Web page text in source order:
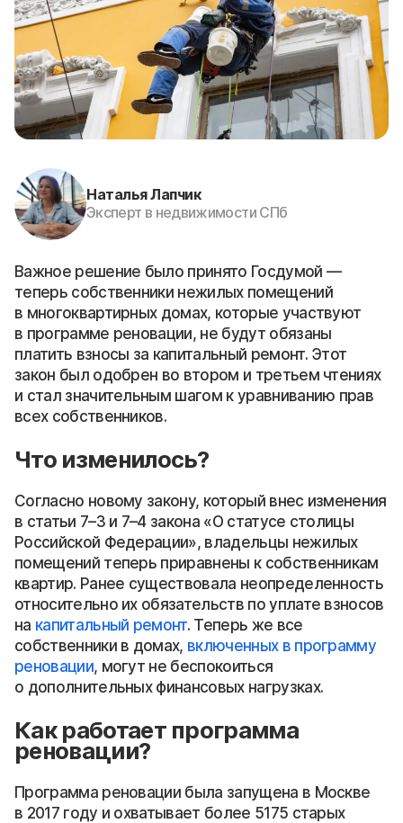
Наталья Лапчик
Эксперт в недвижимости СПб
Важное решение было принято Госдумой —
теперь собственники нежилых помещений
в многоквартирных домах, которые участвуют
в программе реновации, не будут обязаны
платить взносы за капитальный ремонт. Этот
закон был одобрен во втором и третьем чтениях
и стал значительным шагом к уравниванию прав
всех собственников.
Что изменилось?
Согласно новому закону, который внес изменения
в статьи 7–3 и 7–4 закона «О статусе столицы
Российской Федерации», владельцы нежилых
помещений теперь приравнены к собственникам
квартир. Ранее существовала неопределенность
относительно их обязательств по уплате взносов
на капитальный ремонт. Теперь же все
собственники в домах, включенных в программу
реновации, могут не беспокоиться
о дополнительных финансовых нагрузках.
Как работает программа
реновации?
Программа реновации была запущена в Москве
в 2017 году и охватывает более 5175 старых